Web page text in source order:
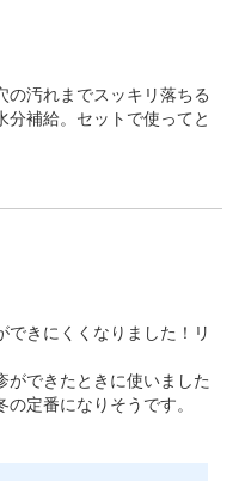
の汚れまでスッキリ落ちる
補給。セットで使ってと
できにくくなりました！リ
ができたときに使いました
定番になりそうです。